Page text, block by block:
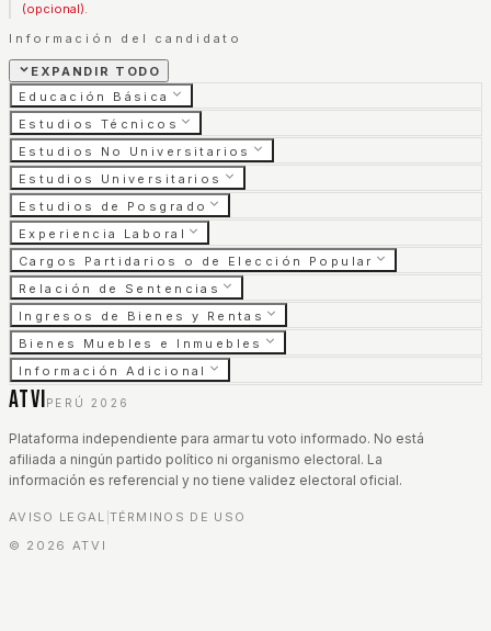
(opcional).
Información del candidato
EXPANDIR TODO
Educación Básica
Estudios Técnicos
Estudios No Universitarios
Estudios Universitarios
Estudios de Posgrado
Experiencia Laboral
Cargos Partidarios o de Elección Popular
Relación de Sentencias
Ingresos de Bienes y Rentas
Bienes Muebles e Inmuebles
Información Adicional
ATVI PERÚ 2026
Plataforma independiente para armar tu voto informado. No está
afiliada a ningún partido político ni organismo electoral. La
información es referencial y no tiene validez electoral oficial.
AVISO LEGAL TÉRMINOS DE USO
© 2026 ATVI